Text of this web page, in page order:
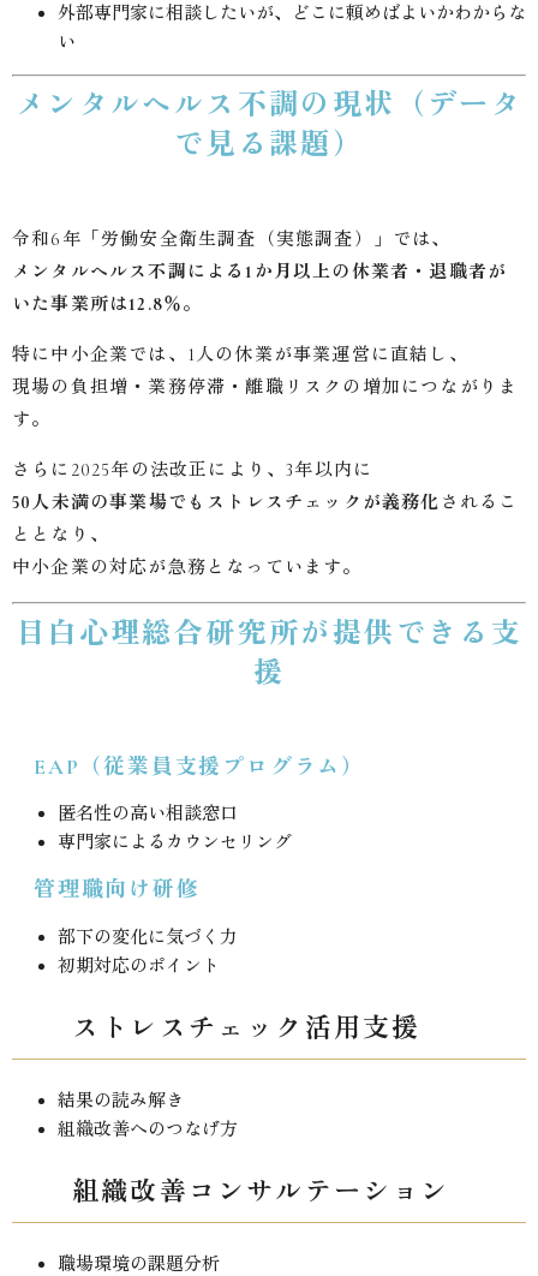
外部専門家に相談したいが、どこに頼めばよいかわからな
い
メンタルヘルス不調の現状（データ
で見る課題）
令和6年「労働安全衛生調査（実態調査）」では、
メンタルヘルス不調による1か月以上の休業者・退職者が
いた事業所は12.8％。
特に中小企業では、1人の休業が事業運営に直結し、
現場の負担増・業務停滞・離職リスクの増加につながりま
す。
さらに2025年の法改正により、3年以内に
50人未満の事業場でもストレスチェックが義務化 されるこ
ととなり、
中小企業の対応が急務となっています。
目白心理総合研究所が提供できる支
援
EAP（従業員支援プログラム）
匿名性の高い相談窓口
専門家によるカウンセリング
管理職向け研修
部下の変化に気づく力
初期対応のポイント
ストレスチェック活用支援
結果の読み解き
組織改善へのつなげ方
組織改善コンサルテーション
職場環境の課題分析